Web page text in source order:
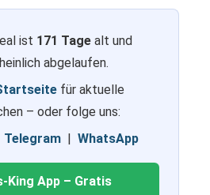
ist 171 Tagealt und
abgelaufen.
für aktuelle
– oder folge uns:
Telegram | WhatsApp
King App – Gratis